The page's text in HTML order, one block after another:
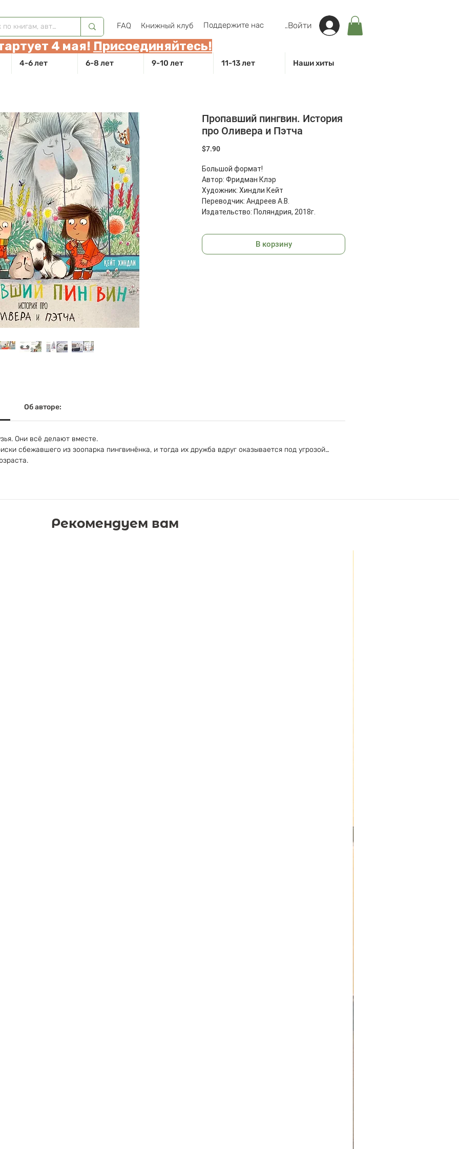
FAQ Книжный клуб Поддержите нас Войти
4-6 лет 6-8 лет 9-10 лет 11-13 лет Наши хиты
4 мая! Присоединяйтесь!
Пропавший пингвин. История
про Оливера и Пэтча
$7.90Цена
Большой формат!
Автор: Фридман Клэр
Художник: Хиндли Кейт
Переводчик: Андреев А.В.
Издательство: Поляндрия, 2018г.
Размеры: 266x265x9 мм
В корзину
Об авторе:
Они всё делают вместе.
сбежавшего из зоопарка пингвинёнка, и тогда их дружба вдруг оказывается под угрозой…
Рекомендуем вам